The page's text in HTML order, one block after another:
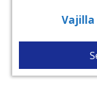
Vajilla